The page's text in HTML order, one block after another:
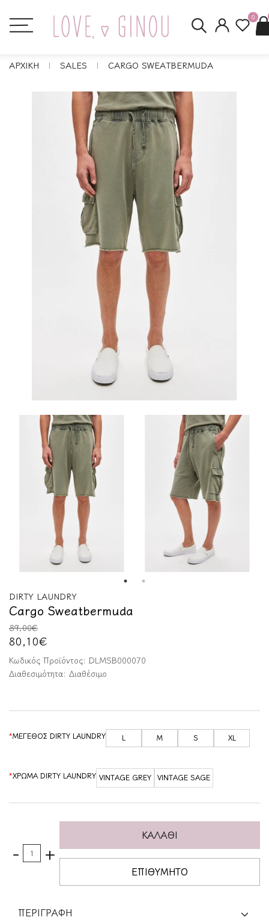
0
ΑΡΧΙΚΗ SALES CARGO SWEATBERMUDA
DIRTY LAUNDRY
Cargo Sweatbermuda
89,00€
80,10€
Κωδικός Προϊόντος: DLMSB000070
Διαθεσιμότητα: Διαθέσιμο
ΜΕΓΕΘΟΣ DIRTY LAUNDRY L M S XL
ΧΡΩΜΑ DIRTY LAUNDRY VINTAGE GREY VINTAGE SAGE
- +
ΚΑΛΑΘΙ
ΕΠΙΘΥΜΗΤΟ
ΠΕΡΙΓΡΑΦΗ